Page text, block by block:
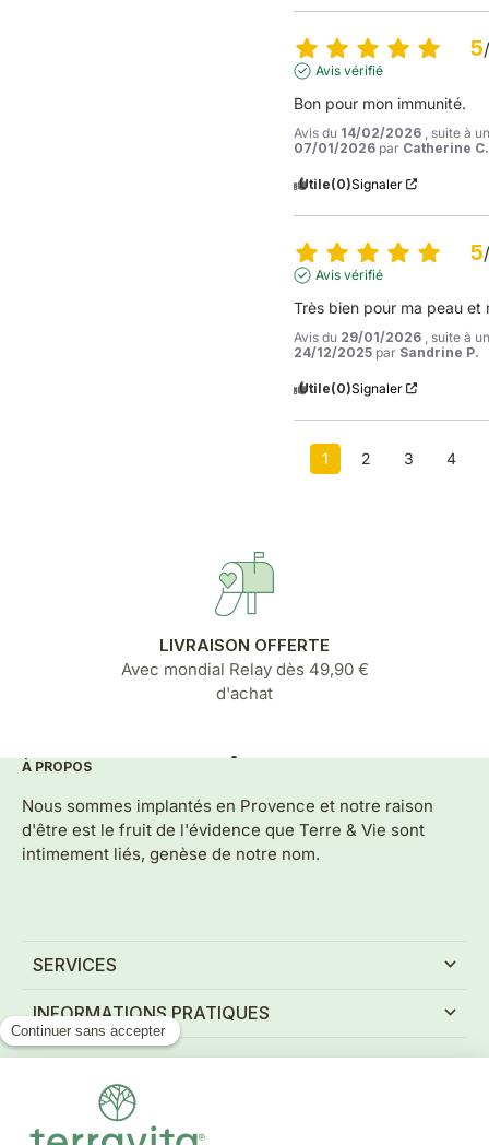
5/
Avis vérifié
Bon pour mon immunité.
Avis du 14/02/2026
, suite à
07/01/2026 par Catherine C.
Utile(0)Signaler
5/
Avis vérifié
Très bien pour ma peau et
Avis du 29/01/2026
, suite à
24/12/2025 par Sandrine P.
Utile(0)Signaler
1 2 3 4
LIVRAISON OFFERTE
Avec mondial Relay dès 49,90 €
d'achat
À PROPOS
Nous sommes implantés en Provence et notre raison
d'être est le fruit de l'évidence que Terre & Vie sont
intimement liés, genèse de notre nom.
SERVICES
INFORMATIONS PRATIQUES
NEWSLETTER
Inscrivez-vous à notre newsletter et recevez tous nos